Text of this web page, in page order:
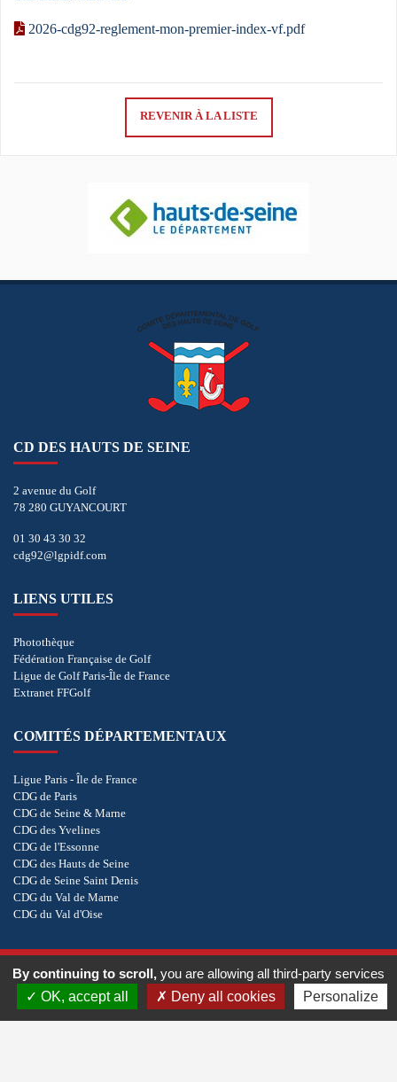
2026-cdg92-reglement-mon-premier-index-vf.pdf
REVENIR À LA LISTE
CD DES HAUTS DE SEINE
2 avenue du Golf
78 280 GUYANCOURT
01 30 43 30 32
cdg92@lgpidf.com
LIENS UTILES
Photothèque
Fédération Française de Golf
Ligue de Golf Paris-Île de France
Extranet FFGolf
COMITÉS DÉPARTEMENTAUX
Ligue Paris - Île de France
CDG de Paris
CDG de Seine & Marne
CDG des Yvelines
CDG de l'Essonne
CDG des Hauts de Seine
CDG de Seine Saint Denis
CDG du Val de Marne
CDG du Val d'Oise
Copyright © 2026 - CD des Hauts de Seine. Tous droits réservés. Réalisationvt-design
By continuing to scroll, you are allowing all third-party services
OK, accept all
Deny all cookies Personalize